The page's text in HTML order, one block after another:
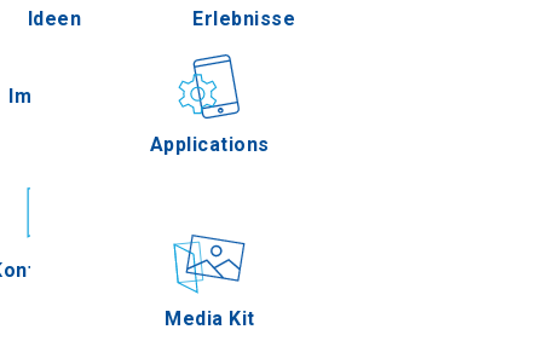
Im Freien Gastronomie
Ereignisse
Applications
Media Kit
Ideen Erlebnisse